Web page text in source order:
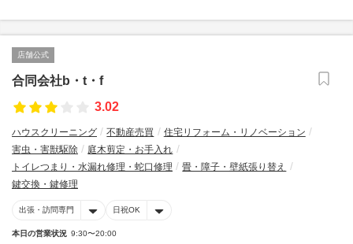
店舗公式
合同会社b・t・f
3.02
ハウスクリーニング 不動産売買
住宅リフォーム・リノベーション
害虫・害獣駆除
庭木剪定・お手入れ
トイレつまり・水漏れ修理・蛇口修理
畳・障子・壁紙張り替え
鍵交換・鍵修理
出張・訪問専門 日祝OK
本日の営業状況 9:30〜20:00